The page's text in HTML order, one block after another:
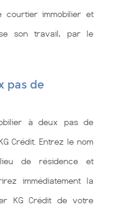
courtier immobilier et
son travail, par le
pas de
à deux pas de
Crédit. Entrez le nom
de résidence et
immédiatement la
KG Crédit de votre